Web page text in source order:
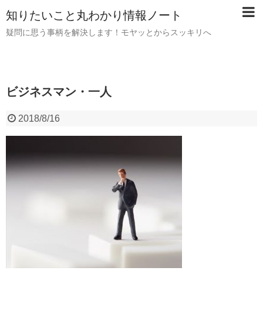
知りたいこと丸わかり情報ノート
疑問に思う事柄を解決します！モヤッとからスッキリへ
ビジネスマン・一人
2018/8/16